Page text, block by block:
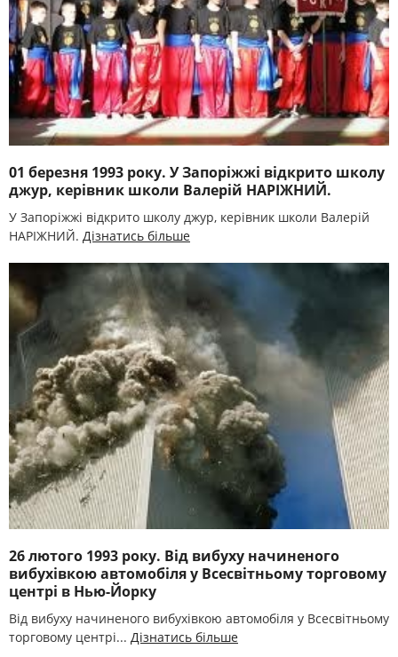
01 березня 1993 року. У Запоріжжі відкрито школу
джур, керівник школи Валерій НАРІЖНИЙ.
У Запоріжжі відкрито школу джур, керівник школи Валерій
НАРІЖНИЙ. Дізнатись більше
26 лютого 1993 року. Від вибуху начиненого
вибухівкою автомобіля у Всесвітньому торговому
центрі в Нью-Йорку
Від вибуху начиненого вибухівкою автомобіля у Всесвітньому
торговому центрі... Дізнатись більше